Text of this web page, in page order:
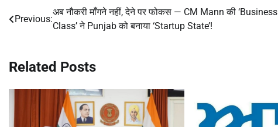
Post
Previous:
अब नौकरी माँगने नहीं, देने पर फोकस — CM Mann की ‘Business
Class’ ने Punjab को बनाया ‘Startup State’!
Related Posts